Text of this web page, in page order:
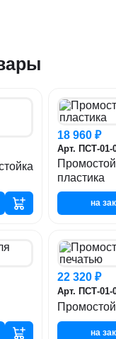
18 960 ₽
Арт. ПСТ-01-
пластика
на
22 320 ₽
Арт. ПСТ-01-
на